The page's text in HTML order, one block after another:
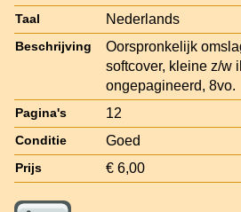
Taal Nederlands
Beschrijving
Oorspronkelijk
softcover, kleine z/w
ongepagineerd, 8vo.
Pagina's 12
Conditie Goed
Prijs € 6,00